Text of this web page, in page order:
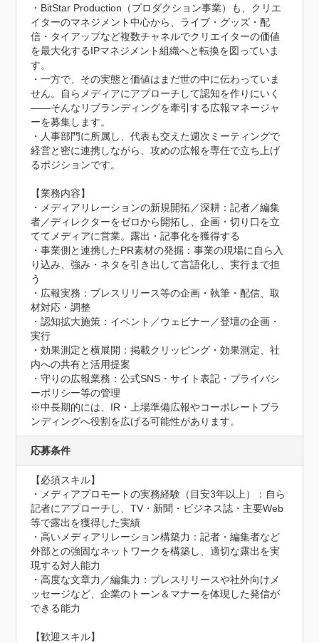
・BitStar Production（プロダクション事業）も、クリエ
イターのマネジメント中心から、ライブ・グッズ・配
信・タイアップなど複数チャネルでクリエイターの価値
を最大化するIPマネジメント組織へと転換を図っていま
す。
・一方で、その実態と価値はまだ世の中に伝わっていま
せん。自らメディアにアプローチして認知を作りにいく
――そんなリブランディングを牽引する広報マネージャ
ーを募集します。
・人事部門に所属し、代表も交えた週次ミーティングで
経営と密に連携しながら、攻めの広報を専任で立ち上げ
るポジションです。
【業務内容】
・メディアリレーションの新規開拓／深耕：記者／編集
者／ディレクターをゼロから開拓し、企画・切り口を立
ててメディアに営業。露出・記事化を獲得する
・事業側と連携したPR素材の発掘：事業の現場に自ら入
り込み、強み・ネタを引き出して言語化し、実行まで担
う
・広報実務：プレスリリース等の企画・執筆・配信、取
材対応・調整
・認知拡大施策：イベント／ウェビナー／登壇の企画・
実行
・効果測定と横展開：掲載クリッピング・効果測定、社
内への共有と活用提案
・守りの広報業務：公式SNS・サイト表記・プライバシ
ーポリシー等の管理
※中長期的には、IR・上場準備広報やコーポレートブラ
ンディングへ役割を広げる可能性があります。
応募条件
【必須スキル】
・メディアプロモートの実務経験（目安3年以上）：自ら
記者にアプローチし、TV・新聞・ビジネス誌・主要Web
等で露出を獲得した実績
・高いメディアリレーション構築力：記者・編集者など
外部との強固なネットワークを構築し、適切な露出を実
現する対人能力
・高度な文章力／編集力：プレスリリースや社外向けメ
ッセージなど、企業のトーン＆マナーを体現した発信が
できる能力
【歓迎スキル】